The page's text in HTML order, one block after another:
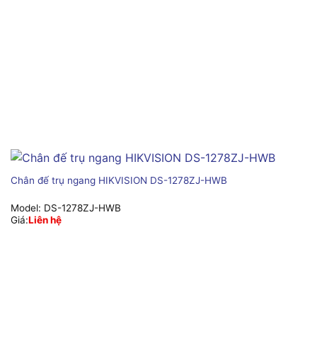
Chân đế trụ ngang HIKVISION DS-1278ZJ-HWB
Model: DS-1278ZJ-HWB
Giá:Liên hệ